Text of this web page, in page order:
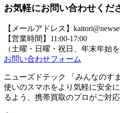
お気軽にお問い合わせくだ
【メールアドレス】
【営業時間】11:00-17:00
（土曜・日曜・祝日、年末年始を
お問い合わせフォーム
ニューズドテック 「みんなのす
使いのスマホをより気軽に安全
るよう、携帯買取のプロがご対応